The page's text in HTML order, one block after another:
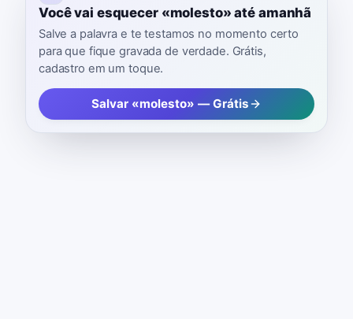
Você vai esquecer «molesto» até amanhã
Salve a palavra e te testamos no momento certo
para que fique gravada de verdade. Grátis,
cadastro em um toque.
Salvar «molesto» — Grátis